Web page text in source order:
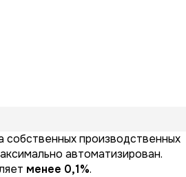
собственных производственных
автоматизирован.
менее 0,1%.